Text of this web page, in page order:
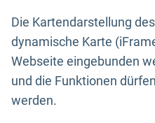
Die Kartendarstellung
dynamische Karte
Webseite eingebunden
und die Funktionen
werden.